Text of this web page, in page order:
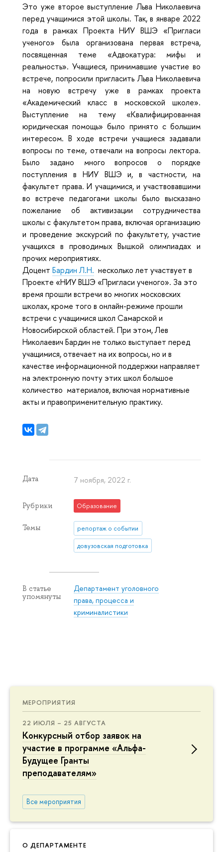
МЕРОПРИЯТИЯ
22 ИЮЛЯ – 25 АВГУСТА
Конкурсный отбор заявок на
участие в программе «Альфа-
Будущее Гранты
преподавателям»
Все мероприятия
О ДЕПАРТАМЕНТЕ
Это уже второе выступление Льва Николаевича
перед учащимися этой школы. Так, в январе 2022
года в рамках Проекта НИУ ВШЭ «Пригласи
ученого» была организована первая встреча,
посвященная теме «Адвокатура: мифы и
реальность». Учащиеся, принимавшие участие во
встрече, попросили пригласить Льва Николаевича
на новую встречу уже в рамках проекта
«Академический класс в московской школе».
Выступление на тему «Квалифицированная
юридическая помощь» было принято с большим
интересом. В ходе встречи учащиеся задавали
вопросы по теме, отвечали на вопросы лектора.
Было задано много вопросов о порядке
поступления в НИУ ВШЭ и, в частности, на
факультет права. И учащимися, и участвовавшими
во встрече педагогами школы было высказано
пожелание об активизации сотрудничества
школы с факультетом права, включая организацию
и проведение экскурсий по факультету, участие
учащихся в проводимых Вышкой олимпиадах и
прочих мероприятиях.
Доцент Бардин Л.Н. несколько лет участвует в
Проекте «НИУ ВШЭ «Пригласи ученого». За это
время прошли встречи во многих московских
школах, кроме того в онлайн-режиме прошли
встречи с учащимися школ Самарской и
Новосибирской областей. При этом, Лев
Николаевич Бардин не только выступает перед
учащимися, отвечает на их вопросы, но и в
качестве информационной поддержки направляет
на электронную почту этих школ большое
количество материалов, включая нормативные
акты и правоприменительную практику.
Дата 7 ноября, 2022 г.
Рубрики Образование
Темы репортаж о событии
довузовская подготовка
В статье
упомянуты
Департамент уголовного
права, процесса и
криминалистики